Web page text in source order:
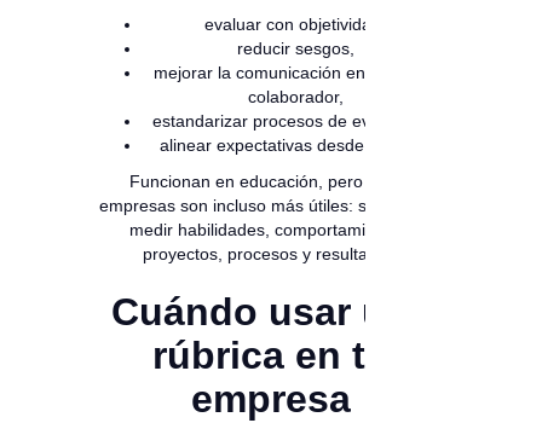
evaluar con objetividad,
reducir sesgos,
mejorar la comunicación entre líder y
colaborador,
estandarizar procesos de evaluación,
alinear expectativas desde el inicio.
Funcionan en educación, pero en las
empresas son incluso más útiles: sirven para
medir habilidades, comportamientos,
proyectos, procesos y resultados.
Cuándo usar una
rúbrica en tu
empresa